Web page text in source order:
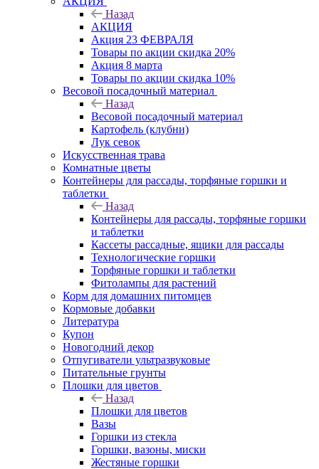
Назад
АКЦИЯ
Акция 23 ФЕВРАЛЯ
Товары по акции скидка 20%
Акция 8 марта
Товары по акции скидка 10%
Весовой посадочный материал
Назад
Весовой посадочный материал
Картофель (клубни)
Лук севок
Искусственная трава
Комнатные цветы
Контейнеры для рассады, торфяные горшки и
таблетки
Назад
Контейнеры для рассады, торфяные горшки
и таблетки
Кассеты рассадные, ящики для рассады
Технологические горшки
Торфяные горшки и таблетки
Фитолампы для растений
Корм для домашних питомцев
Кормовые добавки
Литература
Купон
Новогодний декор
Отпугиватели ультразвуковые
Питательные грунты
Плошки для цветов
Назад
Плошки для цветов
Вазы
Горшки из стекла
Горшки, вазоны, миски
Жестяные горшки